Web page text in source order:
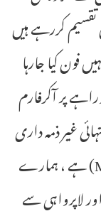
کررہے ہیں
کیا جارہا
پر آکرفارم
غیر ذمہ داری
سے یہ کہہ رہے ہیں کہ آپ کا فارم (Missing) ہے ، ہمارے
لاپرواہی سے